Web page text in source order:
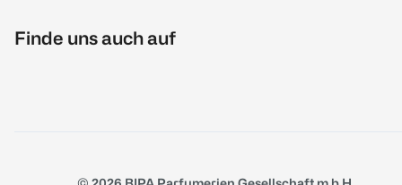
Finde uns auch auf